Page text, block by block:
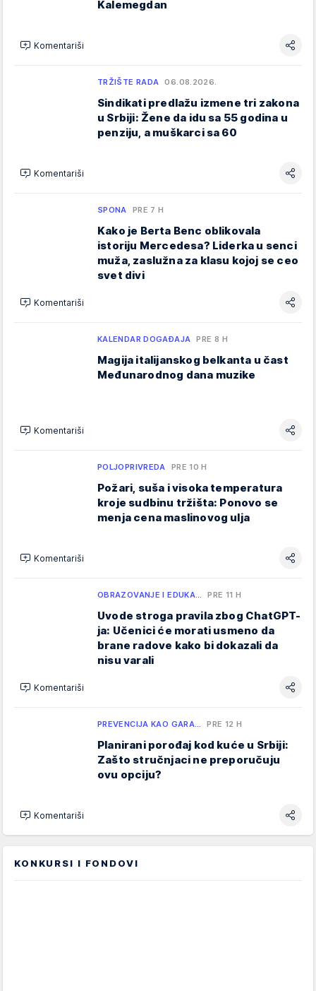
Kalemegdan
Komentariši
TRŽIŠTE RADA 06.08.2026.
Sindikati predlažu izmene tri zakona
u Srbiji: Žene da idu sa 55 godina u
penziju, a muškarci sa 60
Komentariši
SPONA PRE 7 H
Kako je Berta Benc oblikovala
istoriju Mercedesa? Liderka u senci
muža, zaslužna za klasu kojoj se ceo
svet divi
Komentariši
KALENDAR DOGAĐAJA PRE 8 H
Magija italijanskog belkanta u čast
Međunarodnog dana muzike
Komentariši
POLJOPRIVREDA PRE 10 H
Požari, suša i visoka temperatura
kroje sudbinu tržišta: Ponovo se
menja cena maslinovog ulja
Komentariši
OBRAZOVANJE I EDUKA… PRE 11 H
Uvode stroga pravila zbog ChatGPT-
ja: Učenici će morati usmeno da
brane radove kako bi dokazali da
nisu varali
Komentariši
PREVENCIJA KAO GARA… PRE 12 H
Planirani porođaj kod kuće u Srbiji:
Zašto stručnjaci ne preporučuju
ovu opciju?
Komentariši
KONKURSI I FONDOVI